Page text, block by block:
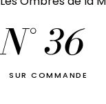
N°36
SUR COMMANDE